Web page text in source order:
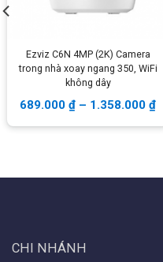
Thông số kĩ thuật
Loại cáp: cáp điện
Kí hiệu: 50x2x0.5
Ezviz C6N 4MP (2K) Camera
trong nhà xoay ngang 350, WiFi
không dây
689.000₫ – 1.358.000₫
CHI NHÁNH